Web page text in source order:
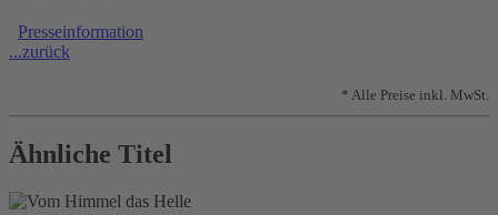
Presseinformation
...zurück
* Alle Preise inkl. MwSt.
Ähnliche Titel